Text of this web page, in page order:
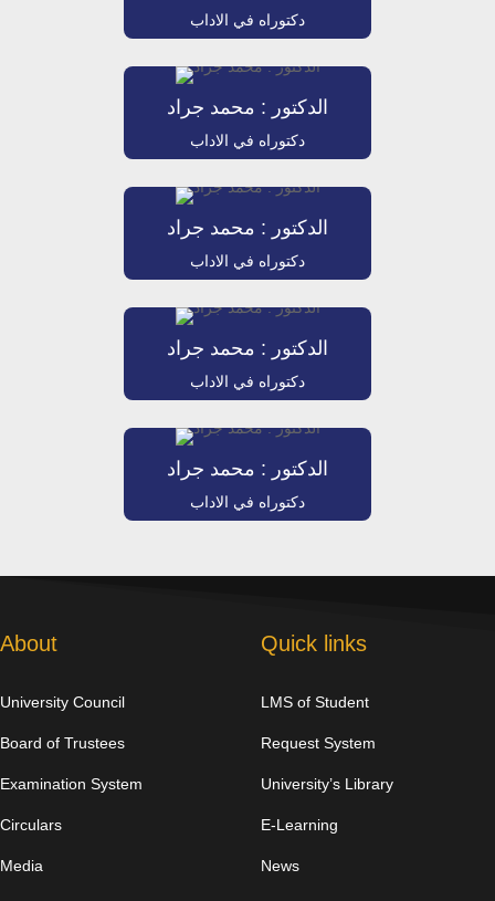
دكتوراه في الاداب
الدكتور : محمد جراد
دكتوراه في الاداب
الدكتور : محمد جراد
دكتوراه في الاداب
الدكتور : محمد جراد
دكتوراه في الاداب
الدكتور : محمد جراد
دكتوراه في الاداب
About
University Council
Board of Trustees
Examination System
Circulars
Media
Quick links
LMS of Student
Request System
University’s Library
E-Learning
News